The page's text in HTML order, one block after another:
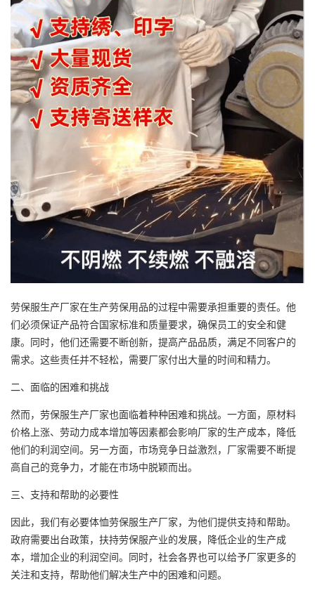
劳保服生产厂家在生产劳保用品的过程中需要承担重要的责任。他
们必须保证产品符合国家标准和质量要求，确保员工的安全和健
康。同时，他们还需要不断创新，提高产品品质，满足不同客户的
需求。这些责任并不轻松，需要厂家付出大量的时间和精力。
二、面临的困难和挑战
然而，劳保服生产厂家也面临着种种困难和挑战。一方面，原材料
价格上涨、劳动力成本增加等因素都会影响厂家的生产成本，降低
他们的利润空间。另一方面，市场竞争日益激烈，厂家需要不断提
高自己的竞争力，才能在市场中脱颖而出。
三、支持和帮助的必要性
因此，我们有必要体恤劳保服生产厂家，为他们提供支持和帮助。
政府需要出台政策，扶持劳保服产业的发展，降低企业的生产成
本，增加企业的利润空间。同时，社会各界也可以给予厂家更多的
关注和支持，帮助他们解决生产中的困难和问题。